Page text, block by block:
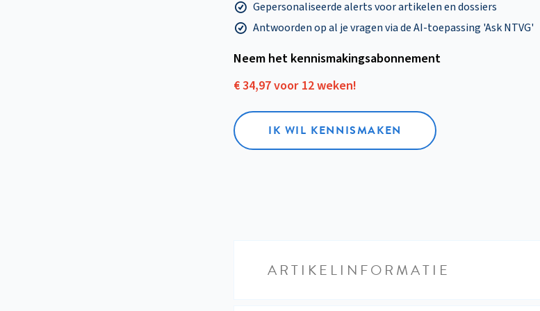
Gepersonaliseerde alerts voor artikelen en dossiers
Antwoorden op al je vragen via de AI-toepassing 'Ask NTVG'
Neem het kennismakings­abonnement
€ 34,97 voor 12 weken!
IK WIL KENNISMAKEN
ARTIKELINFORMATIE